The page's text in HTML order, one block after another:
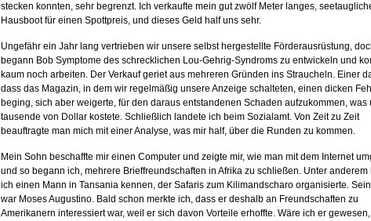
stecken konnten, sehr begrenzt. Ich verkaufte mein gut zwölf Meter langes,
Hausboot für einen Spottpreis, und dieses Geld half uns sehr.
Ungefähr ein Jahr lang vertrieben wir unsere selbst hergestellte Förderausrüstung,
begann Bob Symptome des schrecklichen Lou-Gehrig-Syndroms zu entwickeln und
kaum noch arbeiten. Der Verkauf geriet aus mehreren Gründen ins Straucheln. Einer
dass das Magazin, in dem wir regelmäßig unsere Anzeige schalteten, einen dicken
beging, sich aber weigerte, für den daraus entstandenen Schaden aufzukommen, was
tausende von Dollar kostete. Schließlich landete ich beim Sozialamt. Von Zeit zu Zeit
beauftragte man mich mit einer Analyse, was mir half, über die Runden zu kommen.
Mein Sohn beschaffte mir einen Computer und zeigte mir, wie man mit dem Internet
und so begann ich, mehrere Brieffreundschaften in Afrika zu schließen. Unter anderem
ich einen Mann in Tansania kennen, der Safaris zum Kilimandscharo organisierte.
war Moses Augustino. Bald schon merkte ich, dass er deshalb an Freundschaften zu
Amerikanern interessiert war, weil er sich davon Vorteile erhoffte. Wäre ich er